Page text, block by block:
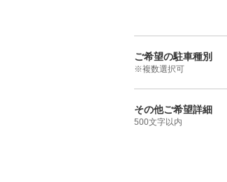
ご希望の駐車種別
※複数選択可
その他ご希望詳細
500文字以内